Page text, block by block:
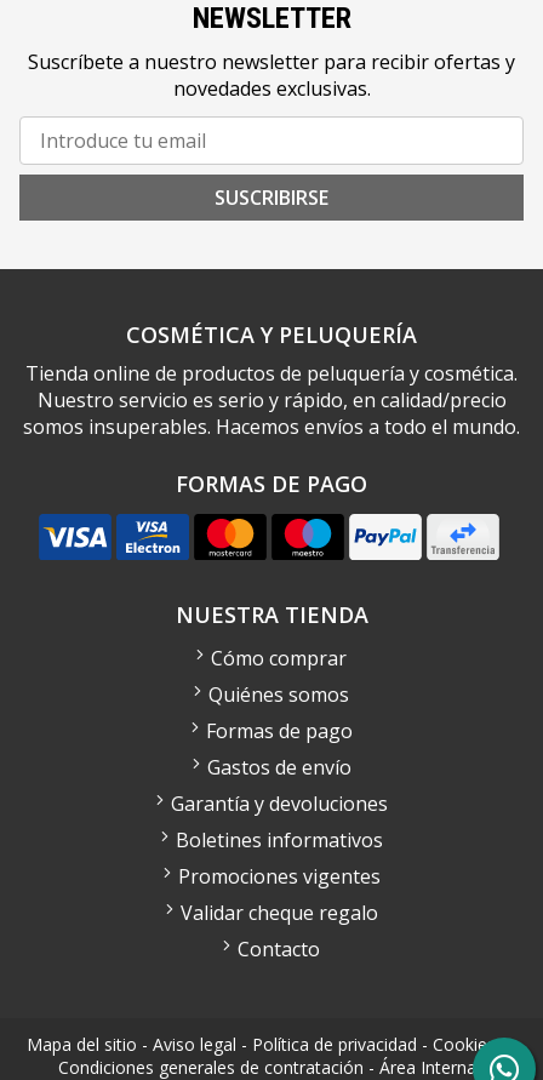
NEWSLETTER
Suscríbete a nuestro newsletter para recibir ofertas y
novedades exclusivas.
SUSCRIBIRSE
COSMÉTICA Y PELUQUERÍA
Tienda online de productos de peluquería y cosmética.
Nuestro servicio es serio y rápido, en calidad/precio
somos insuperables. Hacemos envíos a todo el mundo.
FORMAS DE PAGO
NUESTRA TIENDA
Cómo comprar
Quiénes somos
Formas de pago
Gastos de envío
Garantía y devoluciones
Boletines informativos
Promociones vigentes
Validar cheque regalo
Contacto
Mapa del sitio - Aviso legal - Política de privacidad - Cookies-
Condiciones generales de contratación - Área Interna